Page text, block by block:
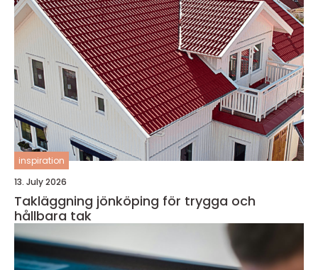
inspiration
13. July 2026
Takläggning jönköping för trygga och
hållbara tak